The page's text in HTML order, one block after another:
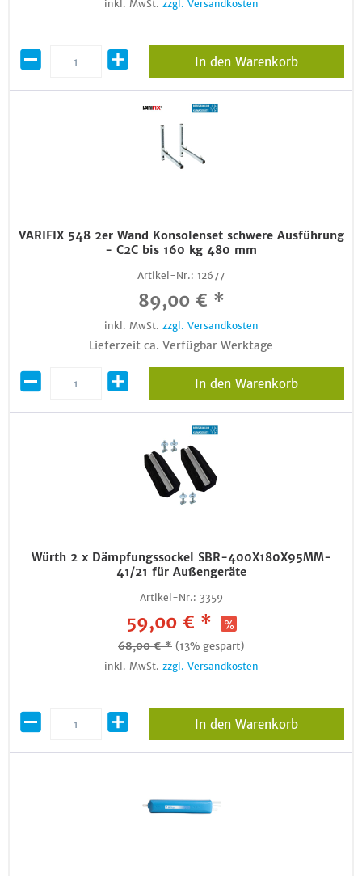
inkl. MwSt. zzgl. Versandkosten
In den Warenkorb
VARIFIX 548 2er Wand Konsolenset schwere Ausführung
- C2C bis 160 kg 480 mm
Artikel-Nr.: 12677
89,00 € *
inkl. MwSt. zzgl. Versandkosten
Lieferzeit ca. Verfügbar Werktage
In den Warenkorb
Würth 2 x Dämpfungssockel SBR-400X180X95MM-
41/21 für Außengeräte
Artikel-Nr.: 3359
59,00 € *
68,00 € * (13% gespart)
inkl. MwSt. zzgl. Versandkosten
In den Warenkorb